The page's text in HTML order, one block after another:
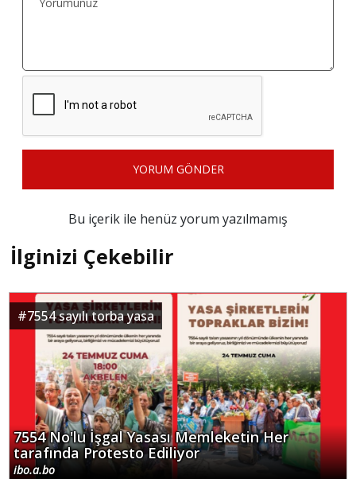
YORUM GÖNDER
Bu içerik ile henüz yorum yazılmamış
İlginizi Çekebilir
#7554 sayılı torba yasa
7554 No'lu İşgal Yasası Memleketin Her
tarafında Protesto Ediliyor
ibo.a.bo